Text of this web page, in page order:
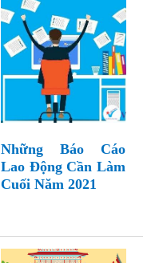
Những Báo Cáo
Lao Động Cần Làm
Cuối Năm 2021